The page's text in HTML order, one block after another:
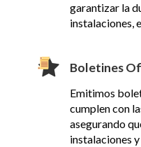
garantizar la
instalaciones,
Boletines
Emitimos
cumplen con
asegurando
instalaciones